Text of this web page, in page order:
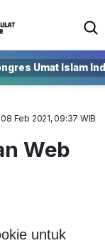
Umat Islam
Feb 2021, 09:37 WIB
Web
untuk